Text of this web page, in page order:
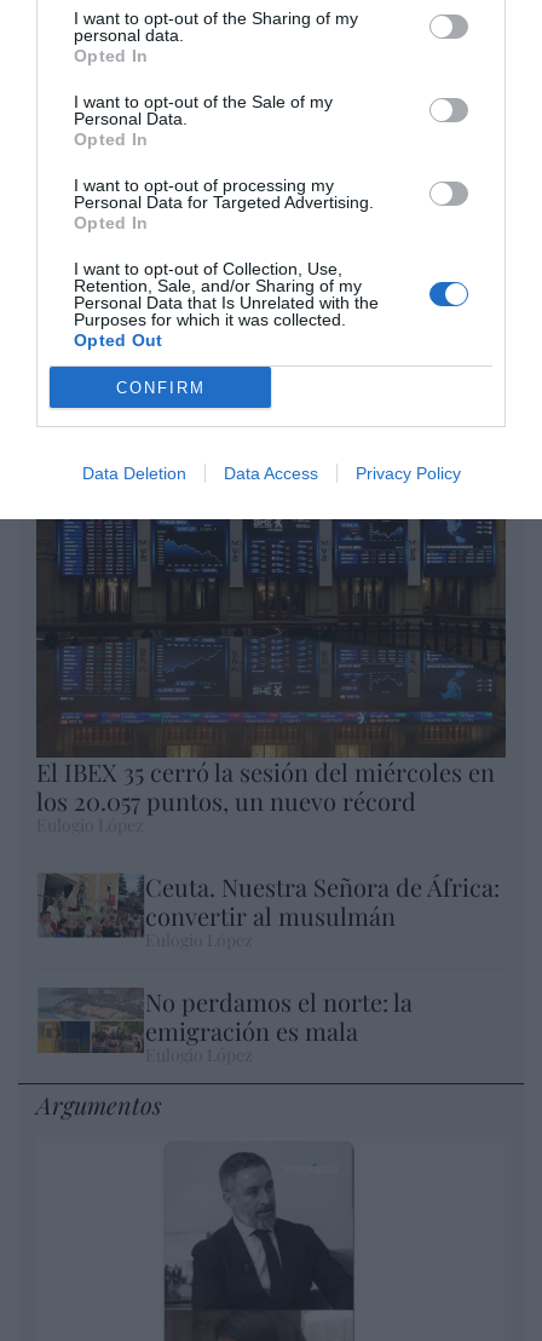
I want to opt-out of the Sharing of my
personal data.
Opted In
I want to opt-out of the Sale of my
Personal Data.
Opted In
I want to opt-out of processing my
Personal Data for Targeted Advertising.
Opted In
I want to opt-out of Collection, Use,
Retention, Sale, and/or Sharing of my
Personal Data that Is Unrelated with the
Purposes for which it was collected.
Opted Out
CONFIRM
Data Deletion Data Access Privacy Policy
Artículos anteriores
Diario de la corrupción sanchista. La
investigación del caso Koldo, ante el
ingente material incautado por la UCO
por Redacción
Artículos anteriores
Opinión
Enormes minucias
El IBEX 35 cerró la sesión del miércoles en
los 20.057 puntos, un nuevo récord
Ceuta. Nuestra Señora de África:
convertir al musulmán
No perdamos el norte: la
emigración es mala
Argumentos